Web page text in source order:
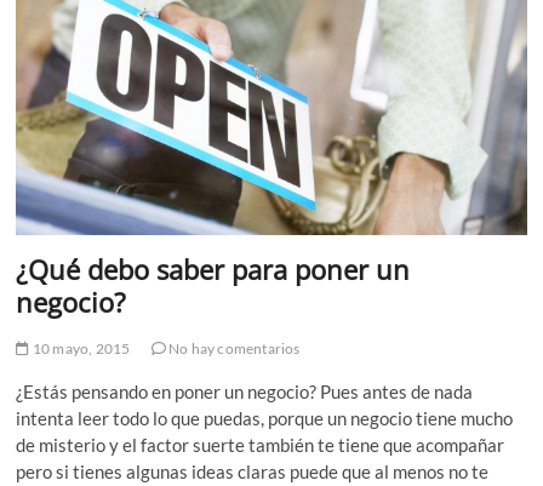
¿Qué debo saber para poner un
negocio?
10 mayo, 2015 No hay comentarios
¿Estás pensando en poner un negocio? Pues antes de nada
intenta leer todo lo que puedas, porque un negocio tiene mucho
de misterio y el factor suerte también te tiene que acompañar
pero si tienes algunas ideas claras puede que al menos no te